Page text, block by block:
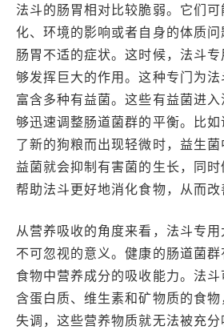
法斗的肠胃相对比较脆弱。它们
化、环境的影响或者自身的体质
肠胃不适的症状。这时候，法斗
够发挥巨大的作用。这种专门为法
富含多种有益菌。这些有益菌进
够迅速调整肠道菌群的平衡。比
了新的狗粮而出现轻微时，益生
益菌就会抑制有害菌的生长，同时
帮助法斗更好地消化食物，从而改
从营养吸收的角度来看，法斗专
不可忽视的意义。健康的肠道菌
食物中营养成分的吸收能力。法
含蛋白质、维生素和矿物质的食
失调，这些营养物质就无法被充